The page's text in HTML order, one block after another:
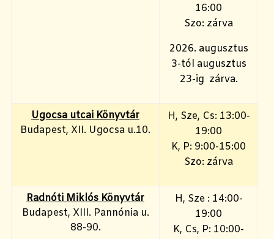
16:00
Szo: zárva
2026. augusztus
3-tól augusztus
23-ig zárva.
Ugocsa utcai Könyvtár
Budapest, XII. Ugocsa u.10.
H, Sze, Cs: 13:00-
19:00
K, P: 9:00-15:00
Szo: zárva
Radnóti Miklós Könyvtár
Budapest, XIII. Pannónia u.
88-90.
H, Sze : 14:00-
19:00
K, Cs, P: 10:00-